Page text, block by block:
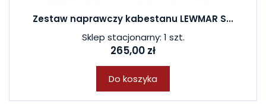
Zestaw naprawczy kabestanu LEWMAR S...
Sklep stacjonarny: 1 szt.
265,00 zł
Do koszyka